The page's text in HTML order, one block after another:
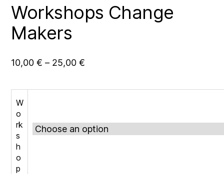
Workshops Change
Makers
10,00€ – 25,00€
W
o
rk
s
h
o
p